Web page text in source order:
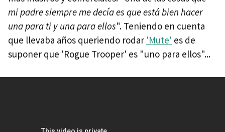
mi padre siempre me decía es que está bien hacer
una para ti y una para ellos". Teniendo en cuenta
que llevaba años queriendo rodar 'Mute' es de
suponer que 'Rogue Trooper' es "uno para ellos"...